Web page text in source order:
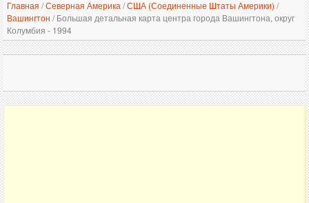
Главная /Северная Америка /США (Соединенные Штаты Америки) /
Вашингтон /Большая детальная карта центра города Вашингтона, округ
Колумбия - 1994